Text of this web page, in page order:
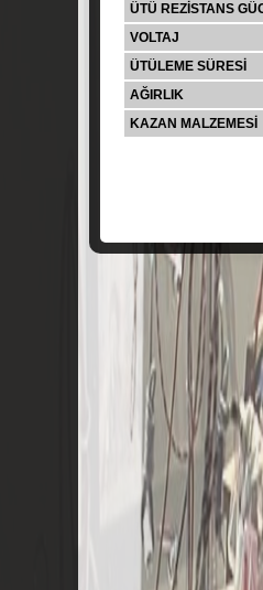
ÜTÜ REZİSTANS
VOLTAJ
ÜTÜLEME SÜRESİ
AĞIRLIK
KAZAN MALZEMESİ